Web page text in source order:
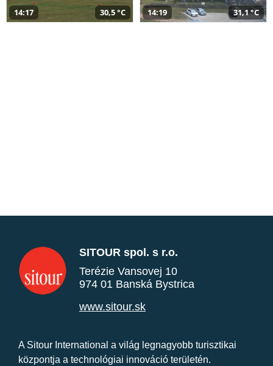
14:17 30,5 °C 14:19 31,1 °C
SITOUR spol. s r.o.
Terézie Vansovej 10
974 01 Banská Bystrica
www.sitour.sk
A Sitour International a világ legnagyobb turisztikai
központja a technológiai innováció területén.